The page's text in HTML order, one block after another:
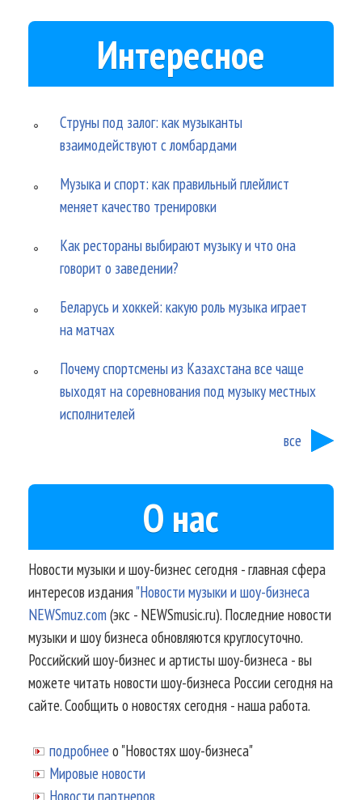
Интересное
Струны под залог: как музыканты
взаимодействуют с ломбардами
Музыка и спорт: как правильный плейлист
меняет качество тренировки
Как рестораны выбирают музыку и что она
говорит о заведении?
Беларусь и хоккей: какую роль музыка играет
на матчах
Почему спортсмены из Казахстана все чаще
выходят на соревнования под музыку местных
исполнителей
все
О нас
Новости музыки и шоу-бизнес сегодня - главная сфера
интересов издания"Новости музыки и шоу-бизнеса
NEWSmuz.com(экс - NEWSmusic.ru). Последние новости
музыки и шоу бизнеса обновляются круглосуточно.
Российский шоу-бизнес и артисты шоу-бизнеса - вы
можете читать новости шоу-бизнеса России сегодня на
сайте. Сообщить о новостях сегодня - наша работа.
подробнее о "Новостях шоу-бизнеса"
Мировые новости
Новости партнеров